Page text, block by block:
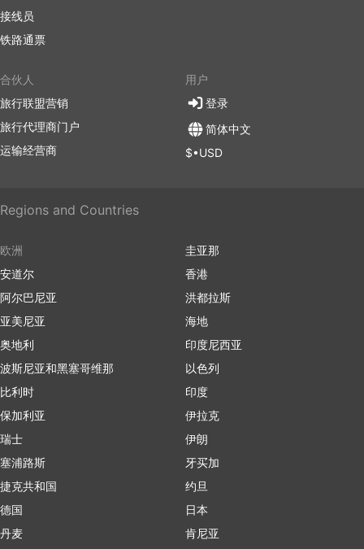
接线员
铁路通票
合伙人
旅行联盟营销
旅行代理商门户
运输经营商
用户
登录
简体中文
$•USD
Regions and Countries
欧洲
安道尔
阿尔巴尼亚
亚美尼亚
奥地利
波斯尼亚和黑塞哥维那
比利时
保加利亚
瑞士
塞浦路斯
捷克共和国
德国
丹麦
圭亚那
香港
洪都拉斯
海地
印度尼西亚
以色列
印度
伊拉克
伊朗
牙买加
约旦
日本
肯尼亚